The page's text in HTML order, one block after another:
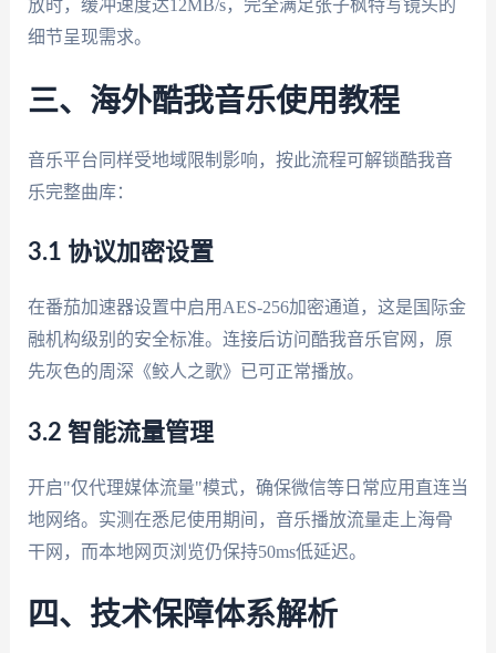
放时，缓冲速度达12MB/s，完全满足张子枫特写镜头的
细节呈现需求。
三、海外酷我音乐使用教程
音乐平台同样受地域限制影响，按此流程可解锁酷我音
乐完整曲库：
3.1 协议加密设置
在番茄加速器设置中启用AES-256加密通道，这是国际金
融机构级别的安全标准。连接后访问酷我音乐官网，原
先灰色的周深《鲛人之歌》已可正常播放。
3.2 智能流量管理
开启"仅代理媒体流量"模式，确保微信等日常应用直连当
地网络。实测在悉尼使用期间，音乐播放流量走上海骨
干网，而本地网页浏览仍保持50ms低延迟。
四、技术保障体系解析